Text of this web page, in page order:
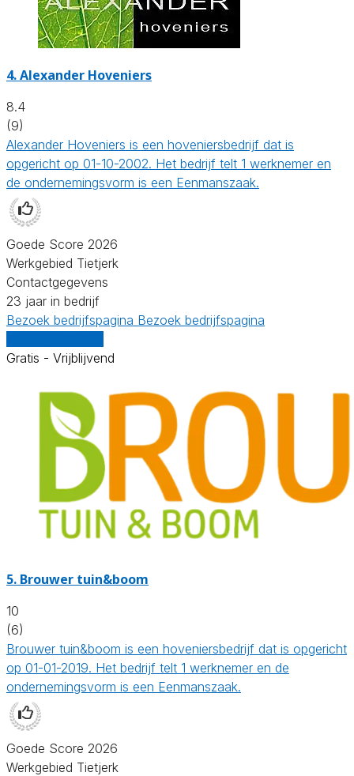
4.Alexander Hoveniers
8.4
(9)
Alexander Hoveniers is een hoveniersbedrijf dat is
opgericht op 01-10-2002. Het bedrijf telt 1 werknemer en
de ondernemingsvorm is een Eenmanszaak.
Goede Score 2026
Werkgebied Tietjerk
Contactgegevens
23 jaar in bedrijf
Bezoek bedrijfspagina Bezoek bedrijfspagina
Gratis - Vrijblijvend
5. Brouwer tuin&boom
10
(6)
Brouwer tuin&boom is een hoveniersbedrijf dat is opgericht
op 01-01-2019. Het bedrijf telt 1 werknemer en de
ondernemingsvorm is een Eenmanszaak.
Goede Score 2026
Werkgebied Tietjerk